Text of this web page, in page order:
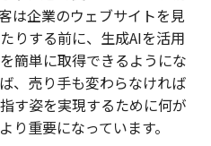
は企業のウェブサイトを見
りする前に、生成AIを活用
簡単に取得できるようにな
、売り手も変わらなければ
す姿を実現するために何が
り重要になっています。